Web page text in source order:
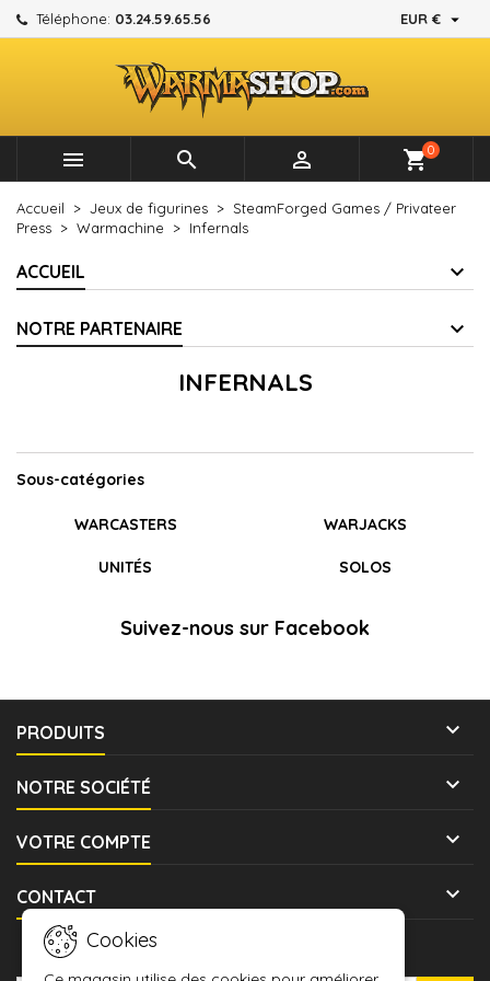
Téléphone: 03.24.59.65.56 EUR € 
   shopping_cart0
Accueil Jeux de figurines
SteamForged Games / Privateer
Press
Warmachine Infernals
ACCUEIL
NOTRE PARTENAIRE
INFERNALS
Sous-catégories
WARCASTERS WARJACKS
UNITÉS SOLOS
Suivez-nous sur Facebook
PRODUITS 
NOTRE SOCIÉTÉ 
VOTRE COMPTE 
CONTACT 
Mes listes d'envies ×
Créer une nouvelle liste
((modalTitle)) ×
((confirmMessage))
((cancelText)) ((modalDeleteText))
Créer une liste d'envies ×
Nom de la liste d'envies
Annuler Créer une liste d'envies
Connexion ×
Vous devez être connecté pour ajouter des produits à
votre liste d'envies.
Cookies
LETTRE D'INFORMATIONS